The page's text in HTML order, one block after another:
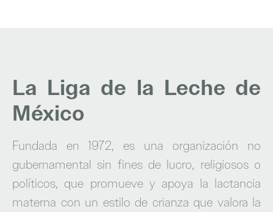
La Liga de la Leche de
México
Fundada en 1972, es una organización no
gubernamental sin fines de lucro, religiosos o
políticos, que promueve y apoya la lactancia
materna con un estilo de crianza que valora la